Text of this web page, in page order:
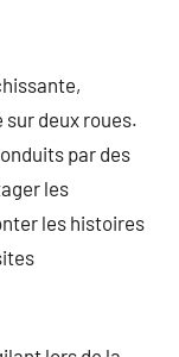
deux roues.
par des
les
les histoires